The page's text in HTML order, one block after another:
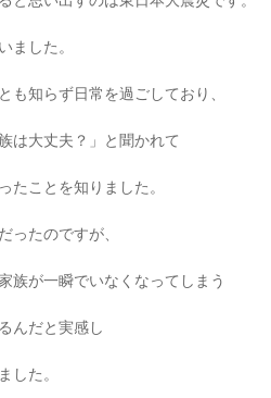
ました。
も知らず日常を過ごしており、
は大丈夫？」と聞かれて
たことを知りました。
ったのですが、
族が一瞬でいなくなってしまう
んだと実感し
した。